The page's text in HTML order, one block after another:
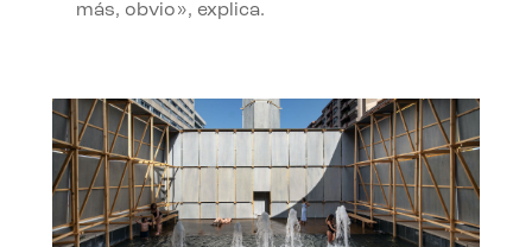
más, obvio», explica.